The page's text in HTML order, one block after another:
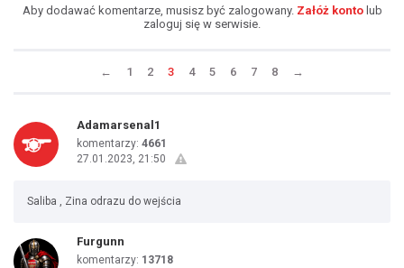
Aby dodawać komentarze, musisz być zalogowany. Załóż kontolub
zaloguj się w serwisie.
← 1 2 3 4 5 6 7 8 →
Adamarsenal1
komentarzy: 4661
27.01.2023, 21:50
Saliba , Zina odrazu do wejścia
Furgunn
komentarzy: 13718